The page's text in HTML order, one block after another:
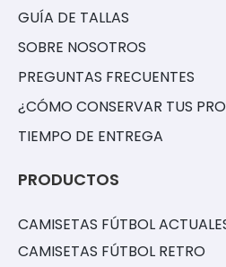
GUÍA DE TALLAS
SOBRE NOSOTROS
PREGUNTAS FRECUENTES
¿CÓMO CONSERVAR TUS
TIEMPO DE ENTREGA
PRODUCTOS
CAMISETAS FÚTBOL
CAMISETAS FÚTBOL RETRO